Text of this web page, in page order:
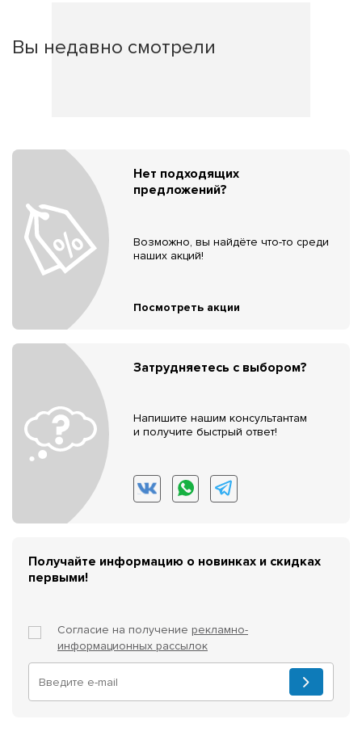
Вы недавно смотрели
Нет подходящих
предложений?
Возможно, вы найдёте что-то среди
наших акций!
Посмотреть акции
Затрудняетесь с выбором?
Напишите нашим консультантам
и получите быстрый ответ!
Получайте информацию о новинках и скидках
первыми!
Согласие на получение рекламно-
информационных рассылок